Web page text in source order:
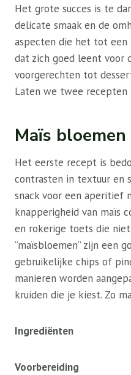
Het grote succes is te
delicate smaak en de
aspecten die het tot
dat zich goed leent voor
voorgerechten tot
Laten we twee recepten
Maïs bloemen
Het eerste recept is
contrasten in textuur en
snack voor een aperitief
knapperigheid van maïs
en rokerige toets die
“maïsbloemen” zijn een
gebruikelijke chips of
manieren worden
kruiden die je kiest. Zo
Ingrediënten
Voorbereiding